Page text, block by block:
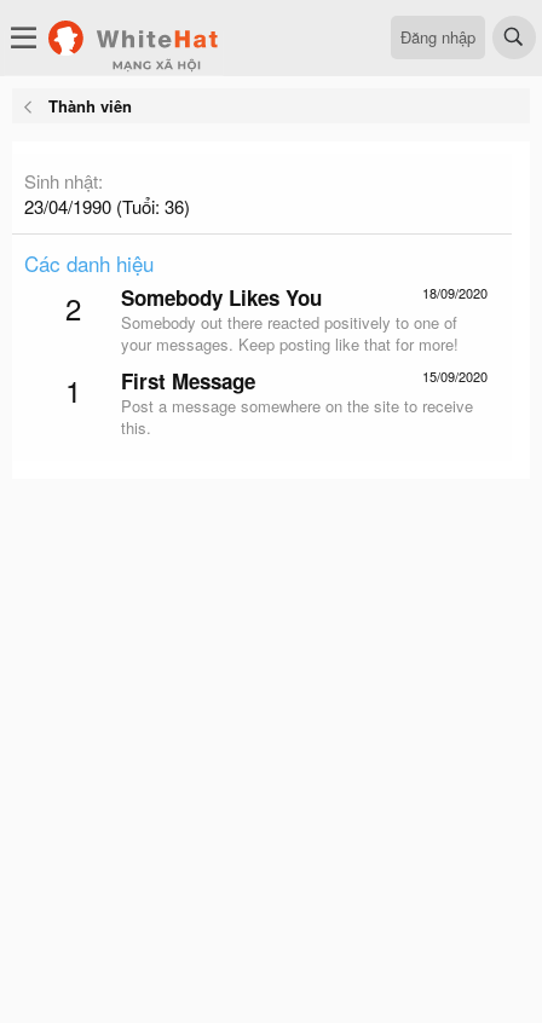
Đăng nhập
Thành viên
Sinh nhật
23/04/1990 (Tuổi: 36)
Các danh hiệu
2 18/09/2020
Somebody Likes You
Somebody out there reacted positively to one of
your messages. Keep posting like that for more!
1 15/09/2020
First Message
Post a message somewhere on the site to receive
this.